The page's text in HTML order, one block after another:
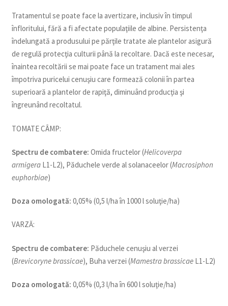
Tratamentul se poate face la avertizare, inclusiv în timpul
înfloritului, fără a fi afectate populaţiile de albine. Persistenţa
îndelungată a produsului pe părţile tratate ale plantelor asigură
de regulă protecţia culturii până la recoltare. Dacă este necesar,
înaintea recoltării se mai poate face un tratament mai ales
împotriva puricelui cenuşiu care formează colonii în partea
superioară a plantelor de rapiţă, diminuând producţia şi
îngreunând recoltatul.
TOMATE CÂMP:
Spectru de combatere: Omida fructelor (Helicoverpa
armigeraL1-L2), Păduchele verde al solanaceelor (Macrosiphon
euphorbiae)
Doza omologată: 0,05% (0,5 l/ha în 1000 l soluţie/ha)
VARZĂ:
Spectru de combatere: Păduchele cenuşiu al verzei
(Brevicoryne brassicae), Buha verzei (Mamestra brassicaeL1-L2)
Doza omologată: 0,05% (0,3 l/ha în 600 l soluţie/ha)